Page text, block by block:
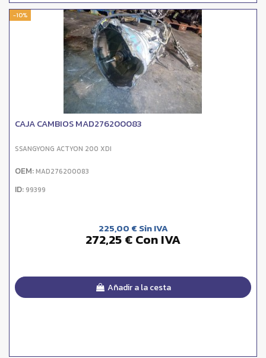
-10%
CAJA CAMBIOS MAD276200083
SSANGYONG ACTYON 200 XDI
OEM: MAD276200083
ID: 99399
225,00 € Sin IVA
272,25 € Con IVA
Añadir a la cesta